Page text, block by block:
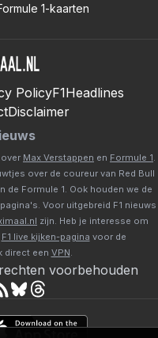
1-kaarten
PolicyF1Headlines
Disclaimer
Max Verstappen en Formule 1
over de coureur van Red Bull
de Formule 1. Ook houden we de
Voor uitgebreid F1 nieuws
zijn. Heb je interesse om
F1 live kijken-pagina voor de
direct een VPN
voorbehouden